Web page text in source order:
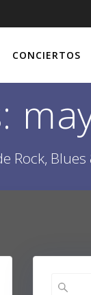
CONCIERTOS
Rock,